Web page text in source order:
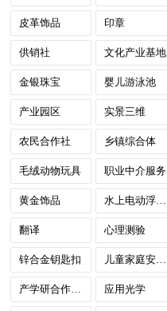
皮革饰品 印章
供销社 文化产业基地
金银珠宝 婴儿游泳池
产业园区 实景三维
农民合作社 乡镇综合体
毛绒动物玩具 职业中介服务
黄金饰品 水上电动浮板、水下推进器
翻译 心理测验
锌合金钥匙扣 儿童家庭安全防护装置
应用光学